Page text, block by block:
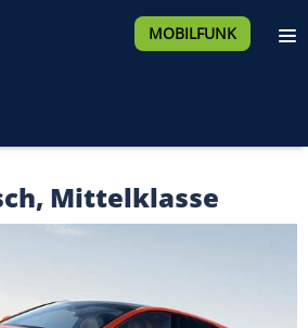
MOBILFUNK
Mittelklasse